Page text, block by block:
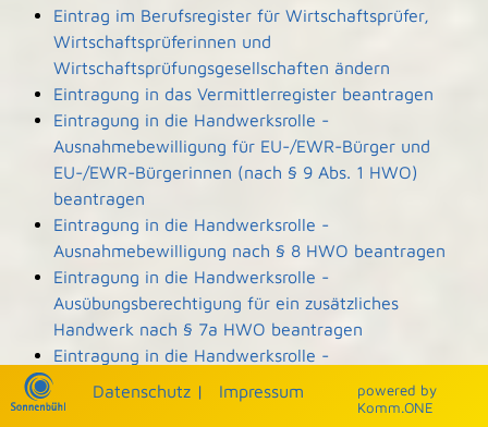
Eintrag im Berufsregister für Wirtschaftsprüfer,
Wirtschaftsprüferinnen und
Wirtschaftsprüfungsgesellschaften ändern
Eintragung in das Vermittlerregister beantragen
Eintragung in die Handwerksrolle -
Ausnahmebewilligung für EU-/EWR-Bürger und
EU-/EWR-Bürgerinnen (nach § 9 Abs. 1 HWO)
beantragen
Eintragung in die Handwerksrolle -
Ausnahmebewilligung nach § 8 HWO beantragen
Eintragung in die Handwerksrolle -
Ausübungsberechtigung für ein zusätzliches
Handwerk nach § 7a HWO beantragen
Eintragung in die Handwerksrolle -
Ausübungsberechtigung nach § 7b HWO
beantragen
powered by
Komm.ONE
Datenschutz | Impressum